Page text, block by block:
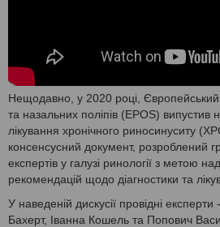
Нещодавно, у 2020 році, Європейський
та назальних поліпів (EPOS) випустив
лікування хронічного риносинуситу
консенсусний документ, розроблений
експертів у галузі ринології з метою
рекомендацій щодо діагностики та
У наведеній дискусії провідні
Бахерт, Іванна Кошель та Попович